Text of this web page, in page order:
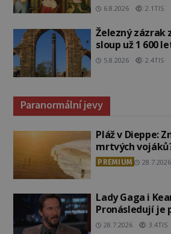
6.8.2026 2.1TIS
Železný zázrak
sloup už 1 600
5.8.2026 2.4TIS
Paranormální jevy
Pláž v Dieppe:
mrtvých
PREMIUM 28.7.2026
Lady Gaga i
Pronásledují je
28.7.2026 3.4TIS